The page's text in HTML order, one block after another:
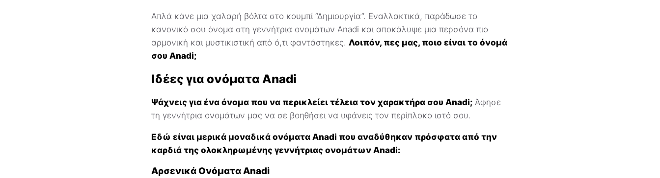
Απλά κάνε μια χαλαρή βόλτα στο κουμπί “Δημιουργία”. Εναλλακτικά, παράδωσε το
κανονικό σου όνομα στη γεννήτρια ονομάτων Anadi και αποκάλυψε μια περσόνα πιο
αρμονική και μυστικιστική από ό,τι φαντάστηκες. Λοιπόν, πες μας, ποιο είναι το όνομά
σου Anadi;
Ιδέες για ονόματα Anadi
Ψάχνεις για ένα όνομα που να περικλείει τέλεια τον χαρακτήρα σου Anadi; Άφησε
τη γεννήτρια ονομάτων μας να σε βοηθήσει να υφάνεις τον περίπλοκο ιστό σου.
Εδώ είναι μερικά μοναδικά ονόματα Anadi που αναδύθηκαν πρόσφατα από την
καρδιά της ολοκληρωμένης γεννήτριας ονομάτων Anadi:
Αρσενικά Ονόματα Anadi